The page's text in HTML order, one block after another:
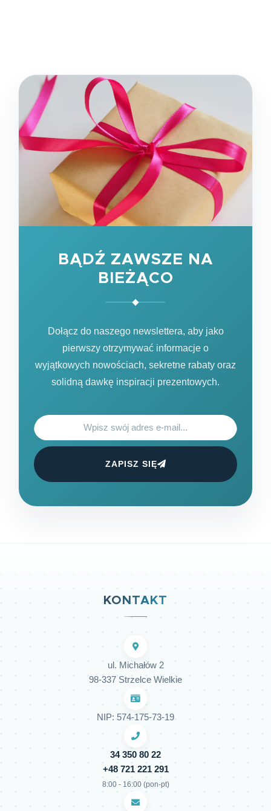
BĄDŹ ZAWSZE NA
BIEŻĄCO
Dołącz do naszego newslettera, aby jako
pierwszy otrzymywać informacje o
wyjątkowych nowościach, sekretne rabaty oraz
solidną dawkę inspiracji prezentowych.
ZAPISZ SIĘ
KONTAKT
ul. Michałów 2
98-337 Strzelce Wielkie
NIP: 574-175-73-19
34 350 80 22
+48 721 221 291
8:00 - 16:00 (pon-pt)